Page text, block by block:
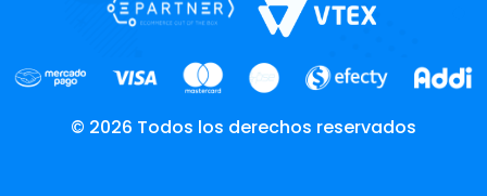
© 2026 Todos los derechos reservados